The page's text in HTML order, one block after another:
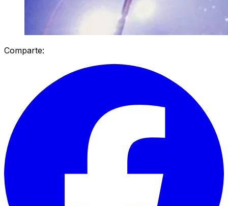
Comparte: